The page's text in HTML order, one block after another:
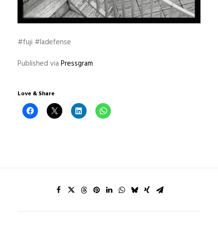
#fuji #ladefense
Published via Pressgram
Love & Share